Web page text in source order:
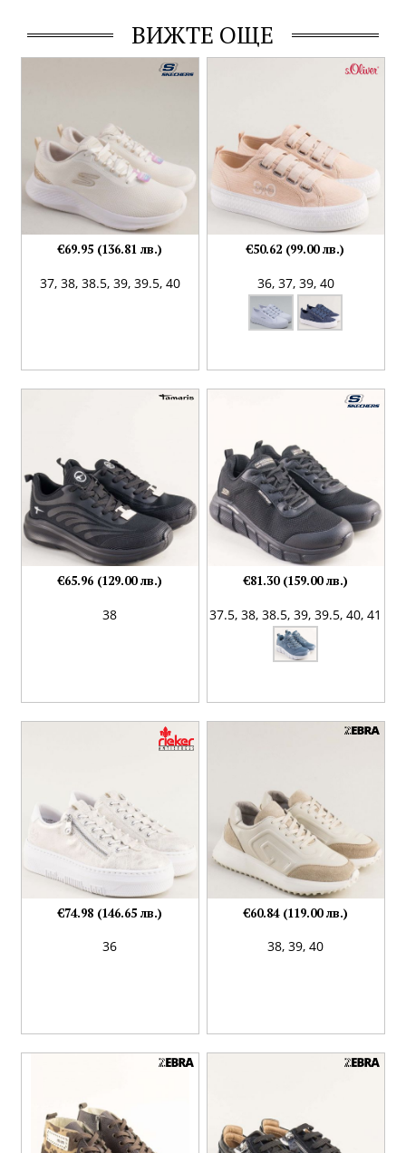
ВИЖТЕ ОЩЕ
37, 38, 38.5, 39, 39.5, 40
€69.95 (136.81 лв.)
36, 37, 39, 40
€50.62 (99.00 лв.)
38
€65.96 (129.00 лв.)
37.5,38,38.5,39,39.5,40,41
€81.30 (159.00 лв.)
36
€74.98 (146.65 лв.)
38,39,40
€60.84 (119.00 лв.)